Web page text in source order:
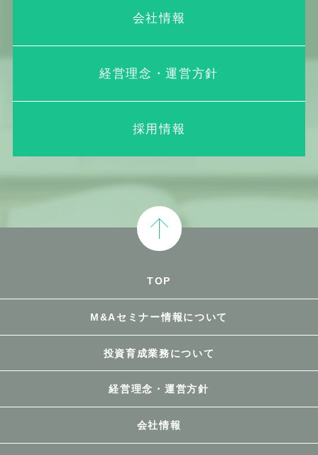
会社情報
経営理念・運営方針
採用情報
TOP
M&Aセミナー情報について
投資育成業務について
経営理念・運営方針
会社情報